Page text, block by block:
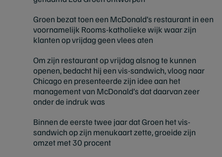
Groen bezat toen een McDonald’s restaurant in een
voornamelijk Rooms-katholieke wijk waar zijn
klanten op vrijdag geen vlees aten
Om zijn restaurant op vrijdag alsnog te kunnen
openen, bedacht hij een vis-sandwich, vloog naar
Chicago en presenteerde zijn idee aan het
management van McDonald’s dat daarvan zeer
onder de indruk was
Binnen de eerste twee jaar dat Groen het vis-
sandwich op zijn menukaart zette, groeide zijn
omzet met 30 procent